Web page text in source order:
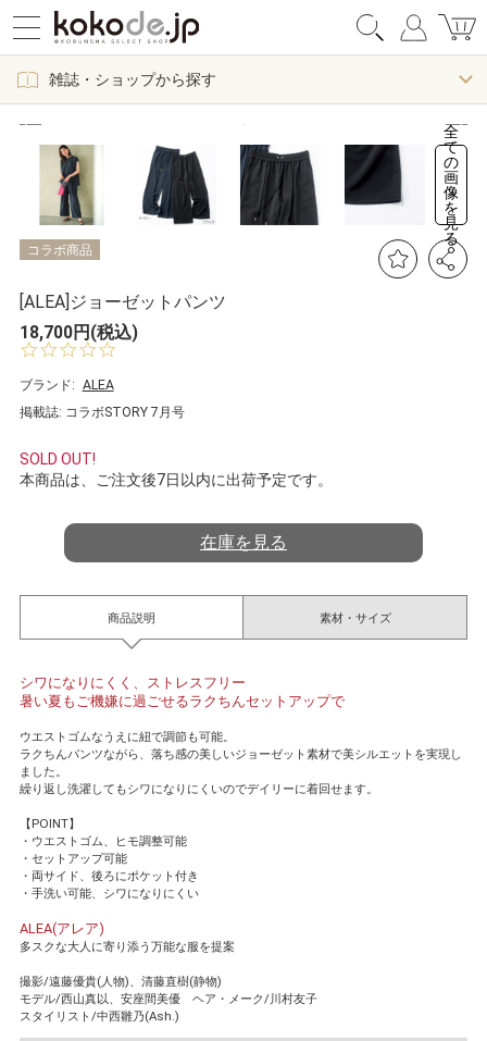
雑誌・ショップから探す
全
て
の
画
像
を
見
る
コラボ商品
[ALEA]ジョーゼットパンツ
18,700円(税込)
0.
t
a
a
ブランド: ALEA
掲載誌: コラボSTORY 7月号
SOLD OUT!
本商品は、ご注文後7日以内に出荷予定です。
在庫を見る
商品説明
シワになりにくく、ストレスフリー
暑い夏もご機嫌に過ごせるラクちんセットアップで
ウエストゴムなうえに紐で調節も可能。
ラクちんパンツながら、落ち感の美しいジョーゼット素材で美シルエットを実現し
ました。
繰り返し洗濯してもシワになりにくいのでデイリーに着回せます。
【POINT】
・ウエストゴム、ヒモ調整可能
・セットアップ可能
・両サイド、後ろにポケット付き
・手洗い可能、シワになりにくい
ALEA(アレア)
多スクな大人に寄り添う万能な服を提案
撮影/遠藤優貴(人物)、清藤直樹(静物)
モデル/西山真以、安座間美優 ヘア・メーク/川村友子
スタイリスト/中西雛乃(Ash.)
素材・サイズ